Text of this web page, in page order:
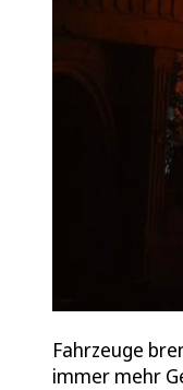
Fahrzeuge
immer mehr